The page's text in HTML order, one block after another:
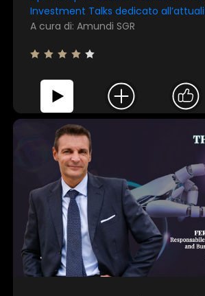
Investment Talks dedicato
A cura di: Amundi SGR